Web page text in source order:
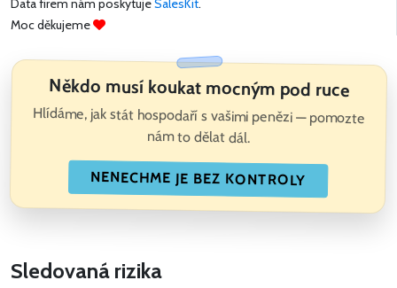
Data firem nám poskytujeSalesKit.
Moc děkujeme
Někdo musí koukat mocným pod ruce
Hlídáme, jak stát hospodaří s vašimi penězi — pomozte
nám to dělat dál.
NENECHME JE BEZ KONTROLY
Sledovaná rizika